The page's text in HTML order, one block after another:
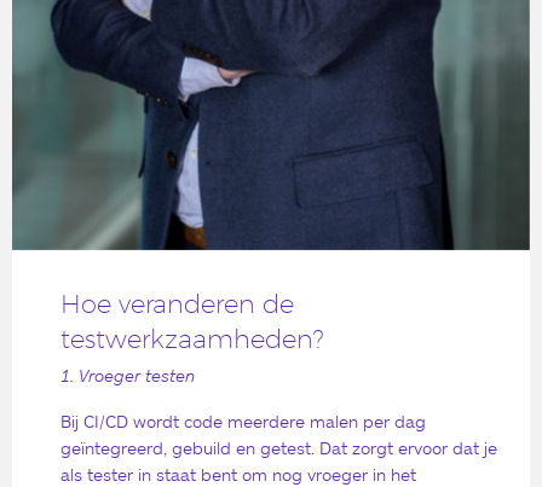
Hoe veranderen de
testwerkzaamheden?
1. Vroeger testen
Bij CI/CD wordt code meerdere malen per dag
geïntegreerd, gebuild en getest. Dat zorgt ervoor dat je
als tester in staat bent om nog vroeger in het